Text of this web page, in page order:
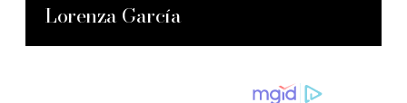
Lorenza García